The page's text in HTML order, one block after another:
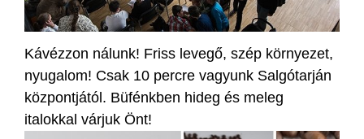
Kávézzon nálunk! Friss levegő, szép környezet,
nyugalom! Csak 10 percre vagyunk Salgótarján
központjától. Büfénkben hideg és meleg
italokkal várjuk Önt!